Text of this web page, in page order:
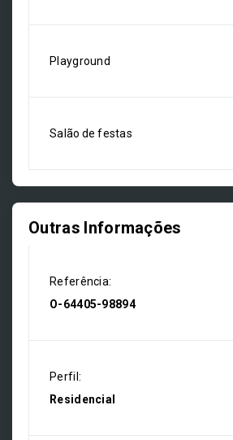
Playground
Salão de festas
Outras Informações
Referência:
O-64405-98894
Perfil:
Residencial